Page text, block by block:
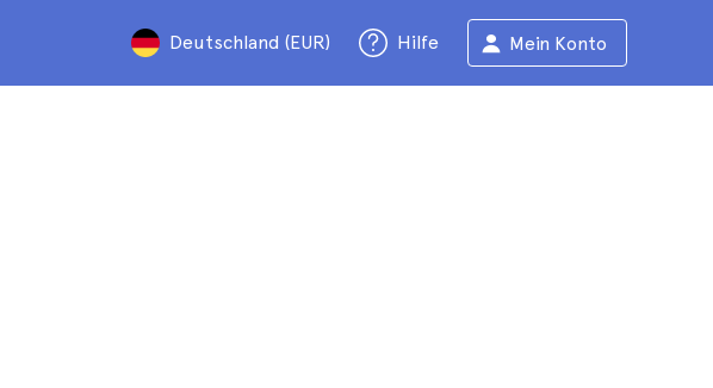
Deutschland (EUR) Hilfe Mein Konto